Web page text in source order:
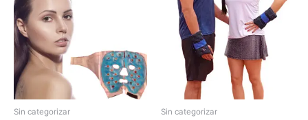
Sin categorizar Sin categorizar